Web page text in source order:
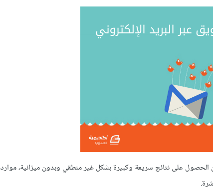
الحصول على نتائج سريعة وكبيرة بشكل غير منطقي وبدون ميزانية،